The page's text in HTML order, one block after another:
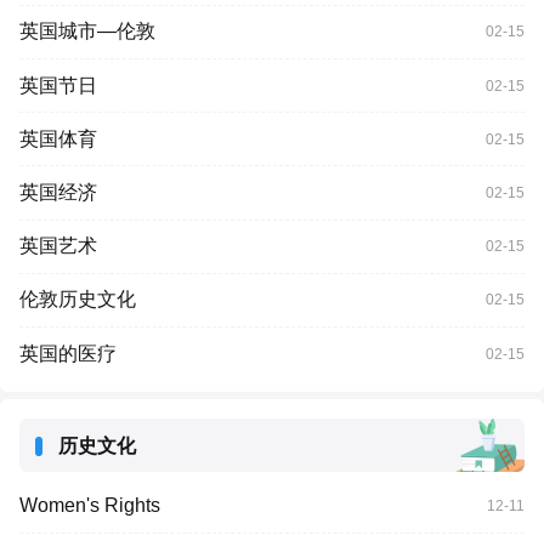
英国城市—伦敦 02-15
英国节日 02-15
英国体育 02-15
英国经济 02-15
英国艺术 02-15
伦敦历史文化 02-15
英国的医疗 02-15
历史文化
Women's Rights 12-11